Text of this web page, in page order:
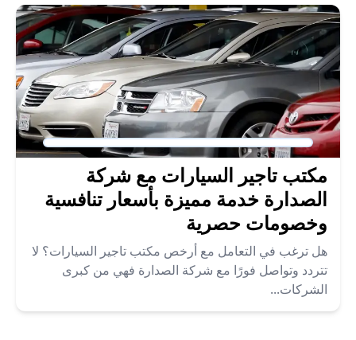
مكتب تاجير السيارات مع شركة
الصدارة خدمة مميزة بأسعار تنافسية
وخصومات حصرية
هل ترغب في التعامل مع أرخص مكتب تاجير السيارات؟ لا
تتردد وتواصل فورًا مع شركة الصدارة فهي من كبرى
الشركات...